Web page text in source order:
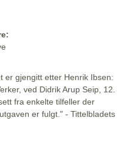
er gjengitt etter Henrik Ibsen:
ved Didrik Arup Seip, 12.
fra enkelte tilfeller der
er fulgt." - Tittelbladets